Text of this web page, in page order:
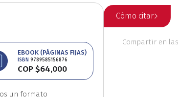
Estudios culturales
regionales
EBOOK (PÁGINAS FIJAS)
ISBN 9789585156876
COP $64,000
un formato
Cómo citar
Compartir en